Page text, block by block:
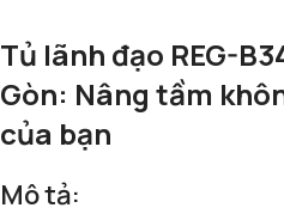
Tủ lãnh đạo REG-
Gòn: Nâng tầm
của bạn
Mô tả: